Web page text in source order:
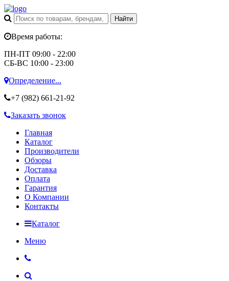
Время работы:
ПН-ПТ 09:00 - 22:00
СБ-ВС 10:00 - 23:00
Определение...
+7 (982) 661-21-92
Заказать звонок
Главная
Каталог
Производители
Обзоры
Доставка
Оплата
Гарантия
О Компании
Контакты
Каталог
Меню